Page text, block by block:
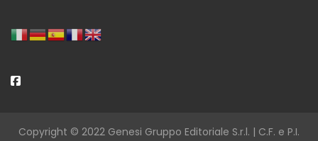
Copyright © 2022 Genesi Gruppo Editoriale S.r.l. | C.F. e P.I.